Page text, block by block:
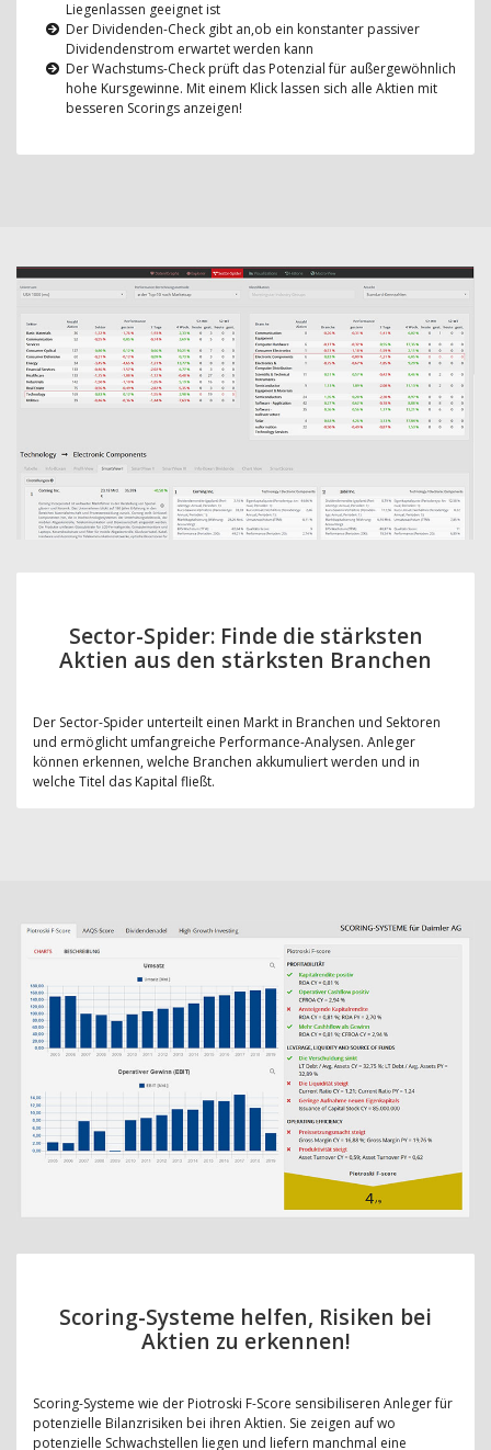
Liegenlassen geeignet ist
Der Dividenden-Check gibt an,ob ein konstanter passiver
Dividendenstrom erwartet werden kann
Der Wachstums-Check prüft das Potenzial für außergewöhnlich
hohe Kursgewinne. Mit einem Klick lassen sich alle Aktien mit
besseren Scorings anzeigen!
Sector-Spider: Finde die stärksten
Aktien aus den stärksten Branchen
Der Sector-Spider unterteilt einen Markt in Branchen und Sektoren
und ermöglicht umfangreiche Performance-Analysen. Anleger
können erkennen, welche Branchen akkumuliert werden und in
welche Titel das Kapital fließt.
Scoring-Systeme helfen, Risiken bei
Aktien zu erkennen!
Scoring-Systeme wie der Piotroski F-Score sensibiliseren Anleger für
potenzielle Bilanzrisiken bei ihren Aktien. Sie zeigen auf wo
potenzielle Schwachstellen liegen und liefern manchmal eine